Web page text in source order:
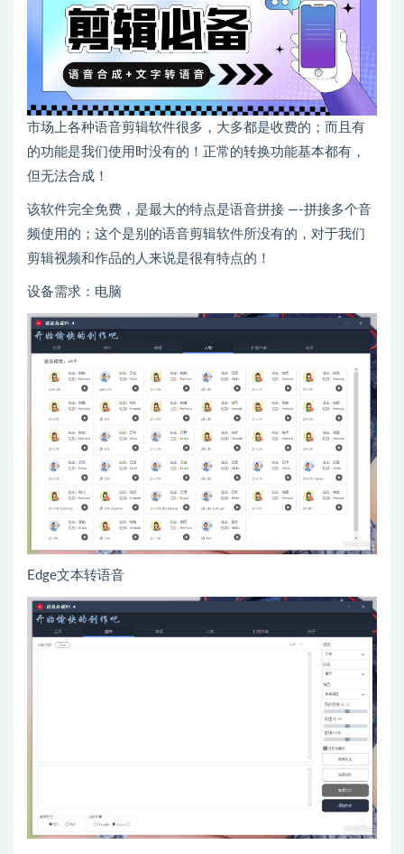
市场上各种语音剪辑软件很多，大多都是收费的；而且有
的功能是我们使用时没有的！正常的转换功能基本都有，
但无法合成！
该软件完全免费，是最大的特点是语音拼接 —-拼接多个音
频使用的；这个是别的语音剪辑软件所没有的，对于我们
剪辑视频和作品的人来说是很有特点的！
设备需求：电脑
Edge文本转语音